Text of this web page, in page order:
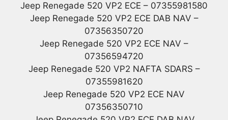
Jeep Renegade 520 VP2 ECE – 07355981580
Jeep Renegade 520 VP2 ECE DAB NAV –
07356350720
Jeep Renegade 520 VP2 ECE NAV –
07356594720
Jeep Renegade 520 VP2 NAFTA SDARS –
07355981620
Jeep Renegade 520 VP2 ECE NAV
07356350710